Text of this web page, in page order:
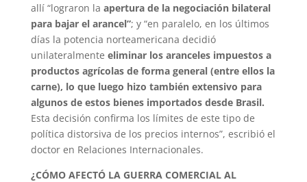
allí “lograron la apertura de la negociación bilateral
para bajar el arancel”; y “en paralelo, en los últimos
días la potencia norteamericana decidió
unilateralmente eliminar los aranceles impuestos a
productos agrícolas de forma general (entre ellos la
carne), lo que luego hizo también extensivo para
algunos de estos bienes importados desde Brasil.
Esta decisión confirma los límites de este tipo de
política distorsiva de los precios internos”, escribió el
doctor en Relaciones Internacionales.
¿CÓMO AFECTÓ LA GUERRA COMERCIAL AL